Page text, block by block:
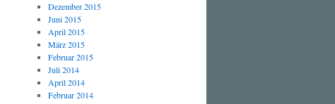
Dezember 2015
Juni 2015
April 2015
März 2015
Februar 2015
Juli 2014
April 2014
Februar 2014